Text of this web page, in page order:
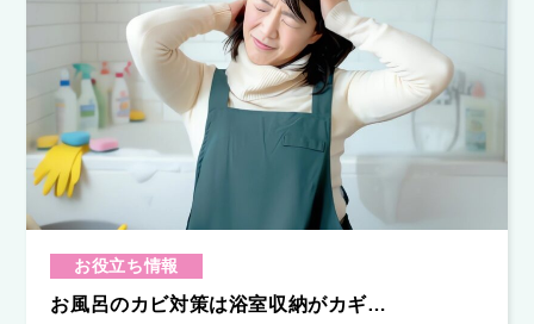
お役立ち情報
お風呂のカビ対策は浴室収納がカギ…